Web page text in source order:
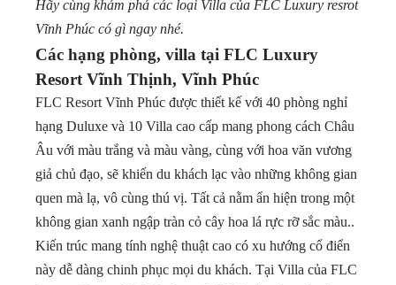
Hãy cùng khám phá các loại Villa của FLC Luxury resrot
Vĩnh Phúc có gì ngay nhé.
Các hạng phòng, villa tại FLC Luxury
Resort Vĩnh Thịnh, Vĩnh Phúc
FLC Resort Vĩnh Phúc được thiết kế với 40 phòng nghỉ
hạng Duluxe và 10 Villa cao cấp mang phong cách Châu
Âu với màu trắng và màu vàng, cùng với hoa văn vương
giả chủ đạo, sẽ khiến du khách lạc vào những không gian
quen mà lạ, vô cùng thú vị. Tất cả nằm ẩn hiện trong một
không gian xanh ngập tràn cỏ cây hoa lá rực rỡ sắc màu..
Kiến trúc mang tính nghệ thuật cao có xu hướng cổ điển
này dễ dàng chinh phục mọi du khách. Tại Villa của FLC